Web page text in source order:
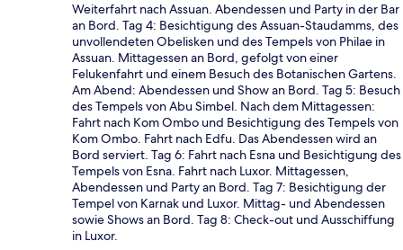
Weiterfahrt nach Assuan. Abendessen und Party in der Bar
an Bord. Tag 4: Besichtigung des Assuan-Staudamms, des
unvollendeten Obelisken und des Tempels von Philae in
Assuan. Mittagessen an Bord, gefolgt von einer
Felukenfahrt und einem Besuch des Botanischen Gartens.
Am Abend: Abendessen und Show an Bord. Tag 5: Besuch
des Tempels von Abu Simbel. Nach dem Mittagessen:
Fahrt nach Kom Ombo und Besichtigung des Tempels von
Kom Ombo. Fahrt nach Edfu. Das Abendessen wird an
Bord serviert. Tag 6: Fahrt nach Esna und Besichtigung des
Tempels von Esna. Fahrt nach Luxor. Mittagessen,
Abendessen und Party an Bord. Tag 7: Besichtigung der
Tempel von Karnak und Luxor. Mittag- und Abendessen
sowie Shows an Bord. Tag 8: Check-out und Ausschiffung
in Luxor.